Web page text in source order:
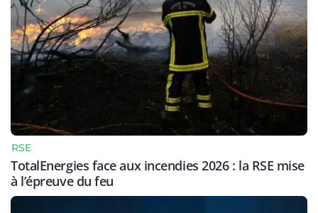
RSE
TotalEnergies face aux incendies 2026 : la RSE mise
à l’épreuve du feu